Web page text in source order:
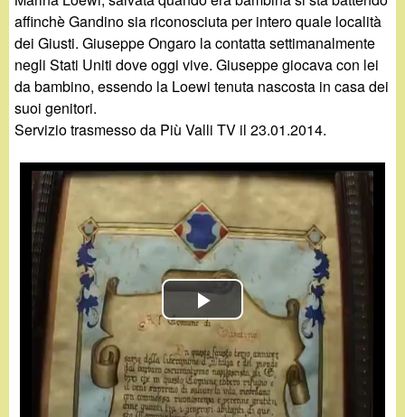
i
n
o
c
a
affinchè Gandino sia riconosciuta per intero quale località
dei Giusti. Giuseppe Ongaro la contatta settimanalmente
negli Stati Uniti dove oggi vive. Giuseppe giocava con lei
da bambino, essendo la Loewi tenuta nascosta in casa dei
suoi genitori.
Servizio trasmesso da Più Valli TV il 23.01.2014.
P
l
a